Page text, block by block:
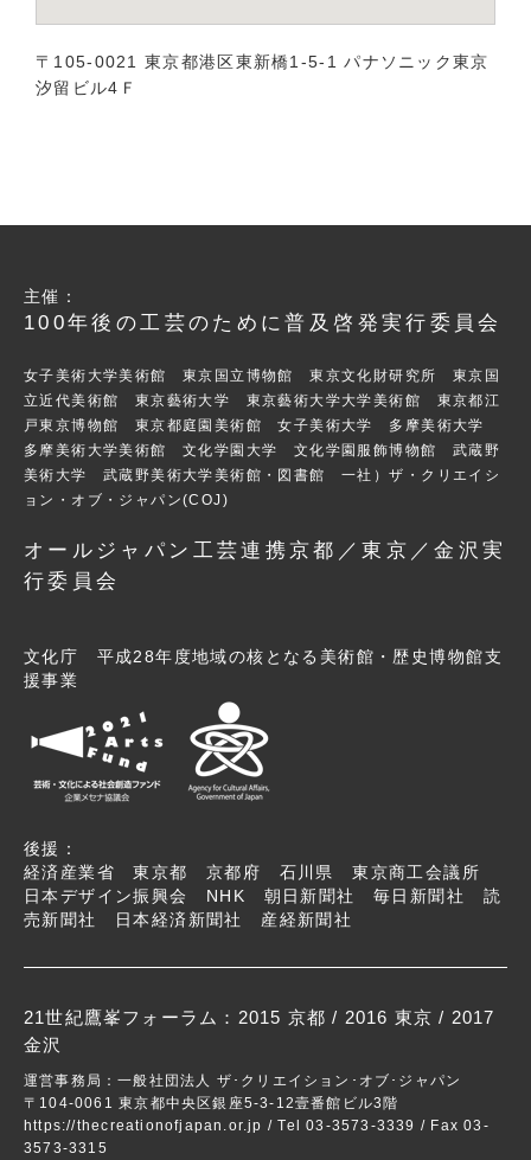
〒105-0021 東京都港区東新橋1-5-1 パナソニック東京
汐留ビル4Ｆ
主催：
100年後の工芸のために普及啓発実行委員会
女子美術大学美術館 東京国立博物館 東京文化財研究所 東京国
立近代美術館 東京藝術大学 東京藝術大学大学美術館 東京都江
戸東京博物館 東京都庭園美術館 女子美術大学 多摩美術大学
多摩美術大学美術館 文化学園大学 文化学園服飾博物館 武蔵野
美術大学 武蔵野美術大学美術館・図書館 一社）ザ・クリエイシ
ョン・オブ・ジャパン(COJ)
オールジャパン工芸連携京都／東京／金沢実
行委員会
文化庁 平成28年度地域の核となる美術館・歴史博物館支
援事業
後援：
経済産業省 東京都 京都府 石川県 東京商工会議所
日本デザイン振興会 NHK 朝日新聞社 毎日新聞社 読
売新聞社 日本経済新聞社 産経新聞社
21世紀鷹峯フォーラム： 2015 京都 / 2016 東京 / 2017
金沢
運営事務局：一般社団法人 ザ･クリエイション･オブ･ジャパン
〒104-0061 東京都中央区銀座5-3-12壹番館ビル3階
https://thecreationofjapan.or.jp / Tel 03-3573-3339 / Fax 03-
3573-3315